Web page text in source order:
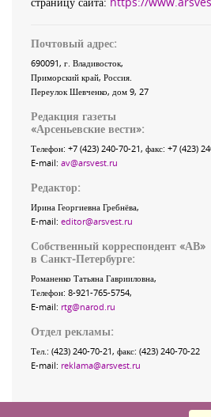
Почтовый адрес:
690091, г. Владивосток,
Приморский край, Россия
Переулок Шевченко, дом 9, 27
Редакция газеты
«Арсеньевские вести»:
Телефон: +7 (423) 240-70-21, факс: +7 (423)
E-mail: av@arsvest.ru
Редактор:
Ирина Георгиевна Гребнёва,
E-mail: editor@arsvest.ru
Собственный корреспондент «АВ»
в Санкт-Петербурге:
Романенко Татьяна Гаврииловна,
Телефон: 8-921-765-5754,
E-mail: rtg@narod.ru
Отдел рекламы:
Тел.: (423) 240-70-21, факс: (423) 240-70-22
E-mail: reklama@arsvest.ru